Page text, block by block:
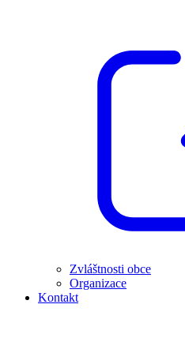
Zvláštnosti obce
Organizace
Kontakt